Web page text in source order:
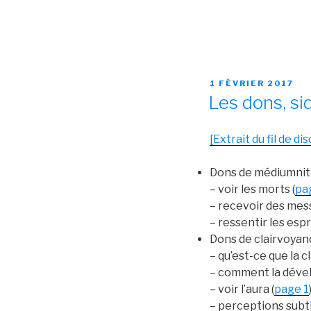
PUBLIÉ
LE
1 FÉVRIER 2017
Les dons,
[Extrait du fil de
Dons de
– voir les morts (
– recevoir des
– ressentir les
Dons de
– qu’est-ce que la
– comment la
– voir l’aura (page 1)
– perceptions